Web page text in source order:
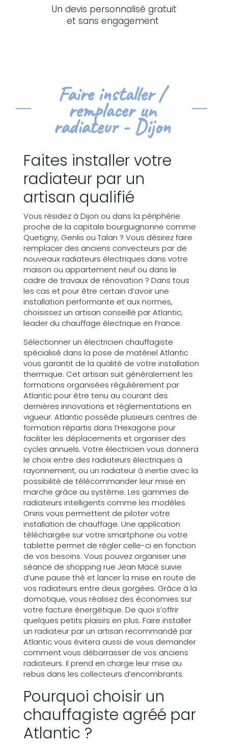
Un devis personnalisé gratuit
et sans engagement
Faire installer /
remplacer un
radiateur - Dijon
Faites installer votre
radiateur par un
artisan qualifié
Vous résidez à Dijon ou dans la périphérie
proche de la capitale bourguignonne comme
Quetigny, Genlis ou Talan ? Vous désirez faire
remplacer des anciens convecteurs par de
nouveaux radiateurs électriques dans votre
maison ou appartement neuf ou dans le
cadre de travaux de rénovation ? Dans tous
les cas et pour être certain d’avoir une
installation performante et aux normes,
choisissez un artisan conseillé par Atlantic,
leader du chauffage électrique en France.
Sélectionner un électricien chauffagiste
spécialisé dans la pose de matériel Atlantic
vous garantit de la qualité de votre installation
thermique. Cet artisan suit généralement les
formations organisées régulièrement par
Atlantic pour être tenu au courant des
dernières innovations et réglementations en
vigueur. Atlantic possède plusieurs centres de
formation répartis dans l’Hexagone pour
faciliter les déplacements et organiser des
cycles annuels. Votre électricien vous donnera
le choix entre des radiateurs électriques à
rayonnement, ou un radiateur à inertie avec la
possibilité de télécommander leur mise en
marche grâce au système. Les gammes de
radiateurs intelligents comme les modèles
Oniris vous permettent de piloter votre
installation de chauffage. Une application
téléchargée sur votre smartphone ou votre
tablette permet de régler celle-ci en fonction
de vos besoins. Vous pouvez organiser une
séance de shopping rue Jean Macé suivie
d’une pause thé et lancer la mise en route de
vos radiateurs entre deux gorgées. Grâce à la
domotique, vous réalisez des économies sur
votre facture énergétique. De quoi s’offrir
quelques petits plaisirs en plus. Faire installer
un radiateur par un artisan recommandé par
Atlantic vous évitera aussi de vous demander
comment vous débarrasser de vos anciens
radiateurs. Il prend en charge leur mise au
rebus dans les collecteurs d’encombrants.
Pourquoi choisir un
chauffagiste agréé par
Atlantic ?